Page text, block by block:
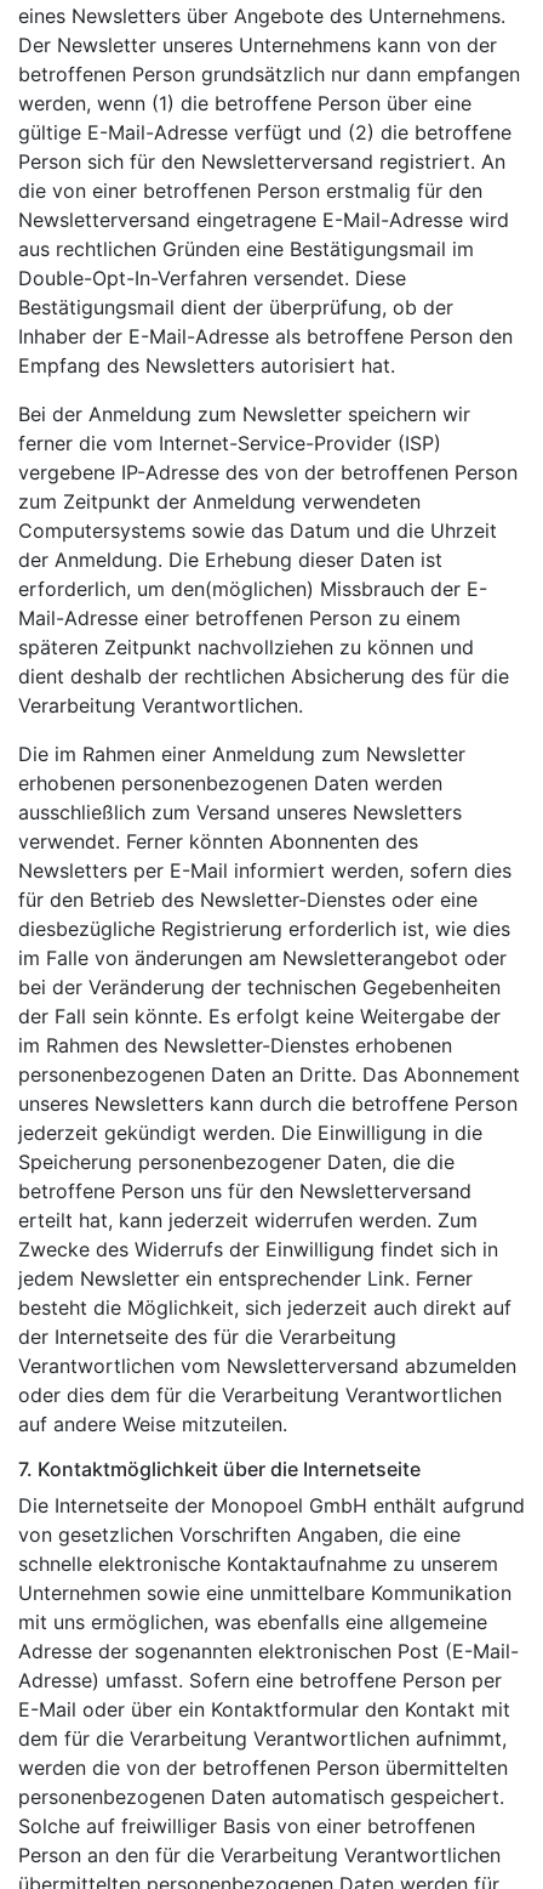
eines Newsletters über Angebote des Unternehmens.
Der Newsletter unseres Unternehmens kann von der
betroffenen Person grundsätzlich nur dann empfangen
werden, wenn (1) die betroffene Person über eine
gültige E-Mail-Adresse verfügt und (2) die betroffene
Person sich für den Newsletterversand registriert. An
die von einer betroffenen Person erstmalig für den
Newsletterversand eingetragene E-Mail-Adresse wird
aus rechtlichen Gründen eine Bestätigungsmail im
Double-Opt-In-Verfahren versendet. Diese
Bestätigungsmail dient der überprüfung, ob der
Inhaber der E-Mail-Adresse als betroffene Person den
Empfang des Newsletters autorisiert hat.
Bei der Anmeldung zum Newsletter speichern wir
ferner die vom Internet-Service-Provider (ISP)
vergebene IP-Adresse des von der betroffenen Person
zum Zeitpunkt der Anmeldung verwendeten
Computersystems sowie das Datum und die Uhrzeit
der Anmeldung. Die Erhebung dieser Daten ist
erforderlich, um den(möglichen) Missbrauch der E-
Mail-Adresse einer betroffenen Person zu einem
späteren Zeitpunkt nachvollziehen zu können und
dient deshalb der rechtlichen Absicherung des für die
Verarbeitung Verantwortlichen.
Die im Rahmen einer Anmeldung zum Newsletter
erhobenen personenbezogenen Daten werden
ausschließlich zum Versand unseres Newsletters
verwendet. Ferner könnten Abonnenten des
Newsletters per E-Mail informiert werden, sofern dies
für den Betrieb des Newsletter-Dienstes oder eine
diesbezügliche Registrierung erforderlich ist, wie dies
im Falle von änderungen am Newsletterangebot oder
bei der Veränderung der technischen Gegebenheiten
der Fall sein könnte. Es erfolgt keine Weitergabe der
im Rahmen des Newsletter-Dienstes erhobenen
personenbezogenen Daten an Dritte. Das Abonnement
unseres Newsletters kann durch die betroffene Person
jederzeit gekündigt werden. Die Einwilligung in die
Speicherung personenbezogener Daten, die die
betroffene Person uns für den Newsletterversand
erteilt hat, kann jederzeit widerrufen werden. Zum
Zwecke des Widerrufs der Einwilligung findet sich in
jedem Newsletter ein entsprechender Link. Ferner
besteht die Möglichkeit, sich jederzeit auch direkt auf
der Internetseite des für die Verarbeitung
Verantwortlichen vom Newsletterversand abzumelden
oder dies dem für die Verarbeitung Verantwortlichen
auf andere Weise mitzuteilen.
7. Kontaktmöglichkeit über die Internetseite
Die Internetseite der Monopoel GmbH enthält aufgrund
von gesetzlichen Vorschriften Angaben, die eine
schnelle elektronische Kontaktaufnahme zu unserem
Unternehmen sowie eine unmittelbare Kommunikation
mit uns ermöglichen, was ebenfalls eine allgemeine
Adresse der sogenannten elektronischen Post (E-Mail-
Adresse) umfasst. Sofern eine betroffene Person per
E-Mail oder über ein Kontaktformular den Kontakt mit
dem für die Verarbeitung Verantwortlichen aufnimmt,
werden die von der betroffenen Person übermittelten
personenbezogenen Daten automatisch gespeichert.
Solche auf freiwilliger Basis von einer betroffenen
Person an den für die Verarbeitung Verantwortlichen
übermittelten personenbezogenen Daten werden für